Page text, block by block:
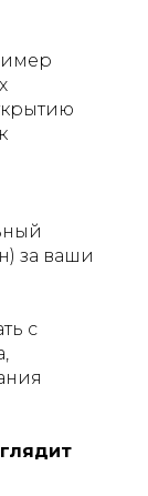
за ваши
с